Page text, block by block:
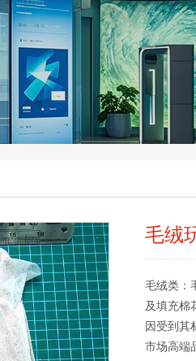
毛绒
毛绒类：
及填充棉
因受到其
市场高端